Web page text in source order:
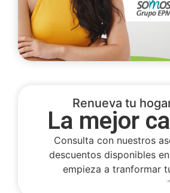
Renueva tu
La mejor
Consulta con nuestros
descuentos disponibles
empieza a tranformar